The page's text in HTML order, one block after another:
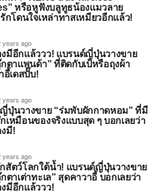
หรือหูฟังบลูทูธน้องแมวลาย
กโดนใจเหล่าทาสเหมียวอีกแล้ว!
years ago
มีอีกแล้ววว! แบรนด์ญี่ปุ่นวางขาย
กตาแพนด้า” ที่ติดกับเป้หรือถุงผ้า
อี้เดสปั๊บ!
years ago
ปุ่นวางขาย “ร่มพับผักกาดหอม” ที่มี
เหมือนของจริงแบบสุด ๆ บอกเลยว่า
มี!
years ago
สัตว์โลกใต้น้ำ! แบรนด์ญี่ปุ่นวางขาย
ตาเต่าทะเล” สุดคาวาอี้ บอกเลยว่า
มีอีกแล้ววว!